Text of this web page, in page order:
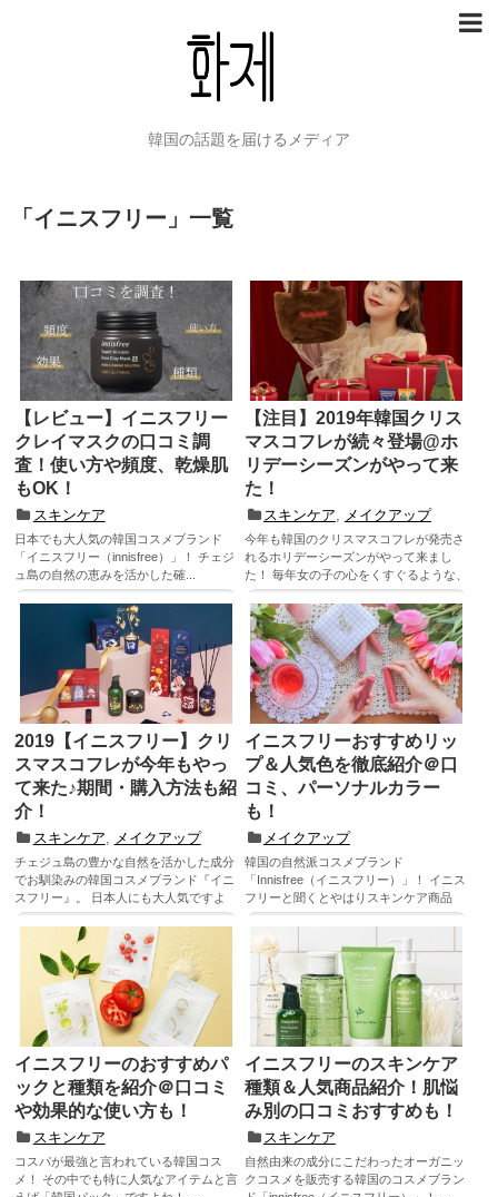
韓国の話題を届けるメディア
「 イニスフリー 」 一覧
【レビュー】イニスフリー
クレイマスクの口コミ調
査！使い方や頻度、乾燥肌
もOK！
スキンケア
日本でも大人気の韓国コスメブランド
「イニスフリー（innisfree）」！ チェジ
ュ島の自然の恵みを活かした確...
記事を読む
【注目】2019年韓国クリス
マスコフレが続々登場@ホ
リデーシーズンがやって来
た！
スキンケア メイクアップ
今年も韓国のクリスマスコフレが発売さ
れるホリデーシーズンがやって来まし
た！ 毎年女の子の心をくすぐるような、
韓...
記事を読む
2019【イニスフリー】クリ
スマスコフレが今年もやっ
て来た♪期間・購入方法も紹
介！
スキンケア メイクアップ
チェジュ島の豊かな自然を活かした成分
でお馴染みの韓国コスメブランド『イニ
スフリー』。 日本人にも大人気ですよ
ね...
記事を読む
イニスフリーおすすめリッ
プ＆人気色を徹底紹介＠口
コミ、パーソナルカラー
も！
メイクアップ
韓国の自然派コスメブランド
「Innisfree（イニスフリー）」！ イニス
フリーと聞くとやはりスキンケア商品
が...
記事を読む
イニスフリーのおすすめパ
ックと種類を紹介＠口コミ
や効果的な使い方も！
スキンケア
コスパが最強と言われている韓国コス
メ！ その中でも特に人気なアイテムと言
イニスフリーのスキンケア
種類＆人気商品紹介！肌悩
み別の口コミおすすめも！
スキンケア
自然由来の成分にこだわったオーガニッ
クコスメを販売する韓国のコスメブラン